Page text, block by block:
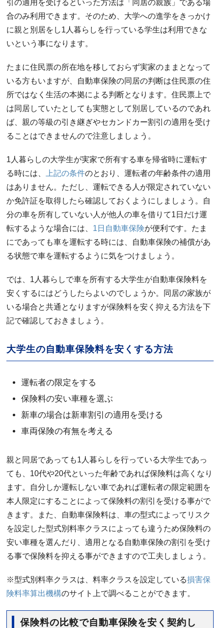
引の適用を受けるといった方法は「同居の親族」である場
合のみ利用できます。そのため、大学への進学をきっかけ
に親と別居をし1人暮らしを行っている学生は利用できな
いという事になります。
たまに住民票の所在地を移しておらず実家のままとなって
いる方もいますが、自動車保険の同居の判断は住民票の住
所ではなく生活の本拠による判断となります。住民票上で
は同居していたとしても実態として別居しているのであれ
ば、親の等級の引き継ぎやセカンドカー割引の適用を受け
ることはできませんので注意しましょう。
1人暮らしの大学生が実家で所有する車を帰省時に運転す
る時には、
上記の条件のとおり、運転者の年齢条件の適用
はありません。ただし、運転できる人が限定されていない
か免許証を取得したら確認しておくようにしましょう。自
分の車を所有していない人が他人の車を借りて1日だけ運
転するような場合には、 1日自動車保険が便利です。たま
にであっても車を運転する時には、自動車保険の補償があ
る状態で車を運転するように気をつけましょう。
では、1人暮らしで車を所有する大学生が自動車保険料を
安くするにはどうしたらよいのでしょうか。同居の家族が
いる場合と共通となりますが保険料を安く抑える方法を下
記で確認しておきましょう。
大学生の自動車保険料を安くする方法
運転者の限定をする
保険料の安い車種を選ぶ
新車の場合は新車割引の適用を受ける
車両保険の有無を考える
親と同居であっても1人暮らしを行っている大学生であっ
ても、10代や20代といった年齢であれば保険料は高くなり
ます。自分しか運転しない車であれば運転者の限定範囲を
本人限定にすることによって保険料の割引を受ける事がで
きます。また、自動車保険料は、車の型式によってリスク
を設定した型式別料率クラスによっても違うため保険料の
安い車種を選んだり、適用となる自動車保険の割引を受け
る事で保険料を抑える事ができますので工夫しましょう。
※型式別料率クラスは、料率クラスを設定している損害保
険料率算出機構のサイト上で調べることができます。
保険料の比較で自動車保険を安く契約し